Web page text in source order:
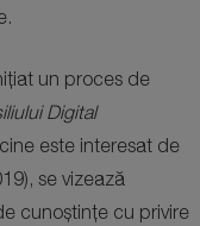
un proces de
Digital
este interesat de
se vizează
cunoștințe cu privire